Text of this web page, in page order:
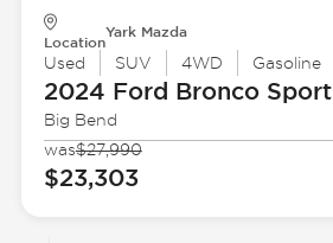
Location
Yark Mazda
Used SUV 4WD Gasoline
2024 Ford Bronco Sport
Big Bend
was$27,990
$23,303